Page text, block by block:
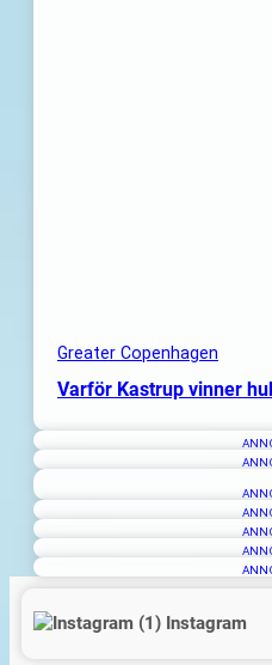
Greater Copenhagen
Varför Kastrup vinner
Instagram